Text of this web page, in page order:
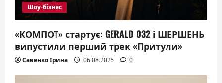
Шоу-бізнес
«КОМПОТ» стартує: GERALD 032 і ШЕРШЕНЬ
випустили перший трек «Притули»
Савенко Ірина 06.08.2026 0